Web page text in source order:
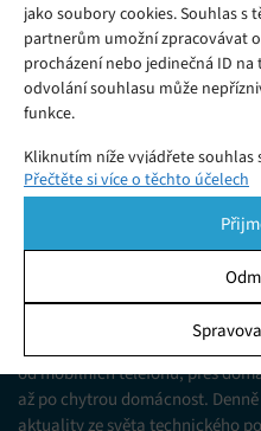
jako soubory cookies. Souhlas s
partnerům umožní zpracovávat
procházení nebo jedinečná ID
odvolání souhlasu může
funkce.
Kliknutím níže vyjádřete
podrobnější rozhodnutí. Vaše
pomocí přepínačů v Zásadách
Spravovat souhlas ve spodní
Ukládání a/nebo přístup k
publiku prostřednictvím
různých zdrojů.
Přečtěte si více o těchto účelech
virem Covid-19.
Jsme web zajímající se o
od mobilních telefonů, přes
až po chytrou domácnost.
aktuality ze světa technického